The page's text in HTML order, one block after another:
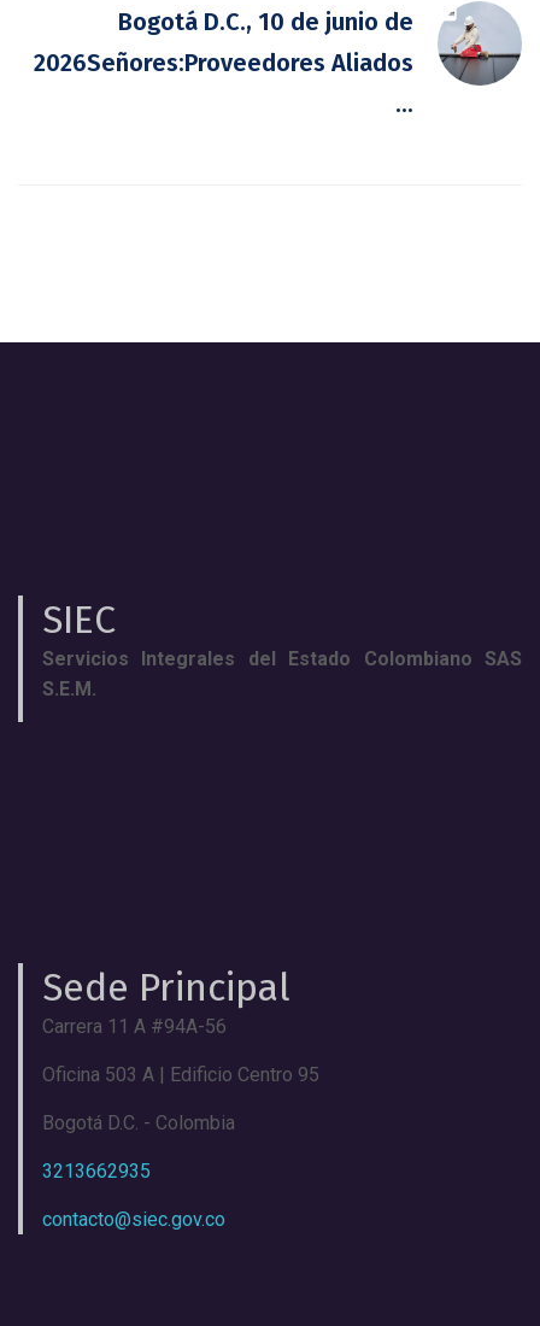
Bogotá D.C., 10 de junio de
2026Señores:Proveedores Aliados
...
SIEC
Servicios Integrales del Estado Colombiano SAS
S.E.M.
Sede Principal
Carrera 11 A #94A-56
Oficina 503 A | Edificio Centro 95
Bogotá D.C. - Colombia
3213662935
contacto@siec.gov.co